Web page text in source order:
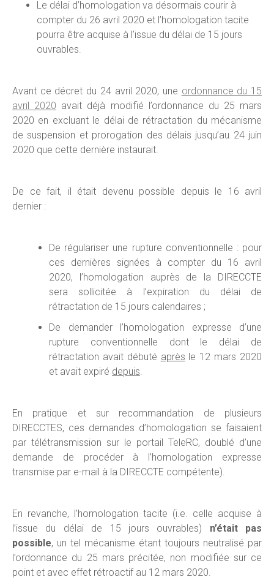
Le délai d’homologation va désormais courir à
compter du 26 avril 2020 et l’homologation tacite
pourra être acquise à l’issue du délai de 15 jours
ouvrables.
Avant ce décret du 24 avril 2020, une ordonnance du 15
avril 2020 avait déjà modifié l’ordonnance du 25 mars
2020 en excluant le délai de rétractation du mécanisme
de suspension et prorogation des délais jusqu’au 24 juin
2020 que cette dernière instaurait.
De ce fait, il était devenu possible depuis le 16 avril
dernier :
De régulariser une rupture conventionnelle : pour
ces dernières signées à compter du 16 avril
2020, l’homologation auprès de la DIRECCTE
sera sollicitée à l’expiration du délai de
rétractation de 15 jours calendaires ;
De demander l’homologation expresse d’une
rupture conventionnelle dont le délai de
rétractation avait débuté après le 12 mars 2020
et avait expiré depuis.
En pratique et sur recommandation de plusieurs
DIRECCTES, ces demandes d’homologation se faisaient
par télétransmission sur le portail TeleRC, doublé d’une
demande de procéder à l’homologation expresse
transmise par e-mail à la DIRECCTE compétente).
En revanche, l’homologation tacite (i.e. celle acquise à
l’issue du délai de 15 jours ouvrables) n’était pas
possible, un tel mécanisme étant toujours neutralisé par
l’ordonnance du 25 mars précitée, non modifiée sur ce
point et avec effet rétroactif au 12 mars 2020.